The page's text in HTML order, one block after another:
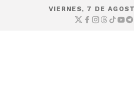
VIERNES, 7 DE